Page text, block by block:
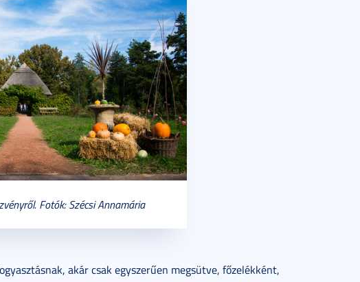
Fotók: Szécsi Annamária
akár csak egyszerűen megsütve, főzelékként,